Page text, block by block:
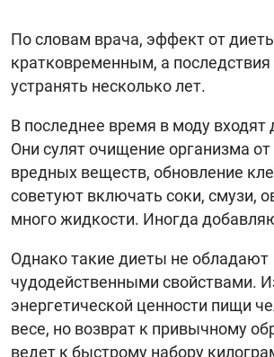
По словам врача, эффект от
кратковременным, а последствия
устранять несколько лет.
В последнее время в моду входят
Они сулят очищение организма
вредных веществ, обновление
советуют включать соки, смузи,
много жидкости. Иногда
Однако такие диеты не обладают
чудодейственными свойствами.
энергетической ценности пищи
весе, но возврат к привычному
ведет к быстрому набору